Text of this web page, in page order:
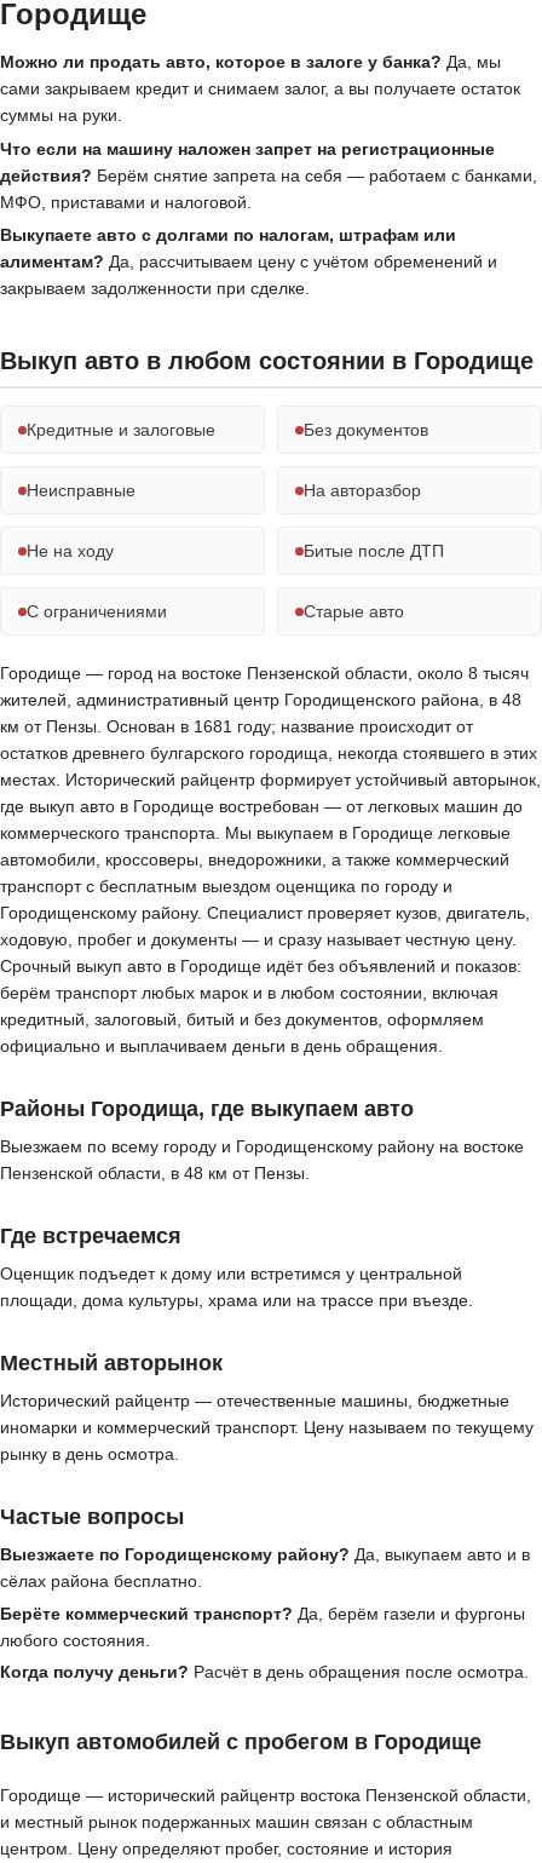
Городище
Можно ли продать авто, которое в залоге у банка? Да, мы
сами закрываем кредит и снимаем залог, а вы получаете остаток
суммы на руки.
Что если на машину наложен запрет на регистрационные
действия? Берём снятие запрета на себя — работаем с банками,
МФО, приставами и налоговой.
Выкупаете авто с долгами по налогам, штрафам или
алиментам? Да, рассчитываем цену с учётом обременений и
закрываем задолженности при сделке.
Выкуп авто в любом состоянии в Городище
Кредитные и залоговые Без документов
Неисправные На авторазбор
Не на ходу Битые после ДТП
С ограничениями Старые авто
Городище — город на востоке Пензенской области, около 8 тысяч
жителей, административный центр Городищенского района, в 48
км от Пензы. Основан в 1681 году; название происходит от
остатков древнего булгарского городища, некогда стоявшего в этих
местах. Исторический райцентр формирует устойчивый авторынок,
где выкуп авто в Городище востребован — от легковых машин до
коммерческого транспорта. Мы выкупаем в Городище легковые
автомобили, кроссоверы, внедорожники, а также коммерческий
транспорт с бесплатным выездом оценщика по городу и
Городищенскому району. Специалист проверяет кузов, двигатель,
ходовую, пробег и документы — и сразу называет честную цену.
Срочный выкуп авто в Городище идёт без объявлений и показов:
берём транспорт любых марок и в любом состоянии, включая
кредитный, залоговый, битый и без документов, оформляем
официально и выплачиваем деньги в день обращения.
Районы Городища, где выкупаем авто
Выезжаем по всему городу и Городищенскому району на востоке
Пензенской области, в 48 км от Пензы.
Где встречаемся
Оценщик подъедет к дому или встретимся у центральной
площади, дома культуры, храма или на трассе при въезде.
Местный авторынок
Исторический райцентр — отечественные машины, бюджетные
иномарки и коммерческий транспорт. Цену называем по текущему
рынку в день осмотра.
Частые вопросы
Выезжаете по Городищенскому району? Да, выкупаем авто и в
сёлах района бесплатно.
Берёте коммерческий транспорт? Да, берём газели и фургоны
любого состояния.
Когда получу деньги? Расчёт в день обращения после осмотра.
Выкуп автомобилей с пробегом в Городище
Городище — исторический райцентр востока Пензенской области,
и местный рынок подержанных машин связан с областным
центром. Цену определяют пробег, состояние и история